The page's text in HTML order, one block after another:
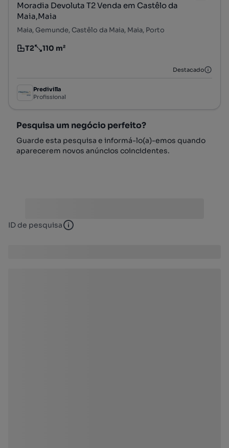
Moradia Devoluta T2 Venda em Castêlo da
Maia,Maia
Maia, Gemunde, Castêlo da Maia, Maia, Porto
Tipologia
T2
Preço por metro quadrado
110 m²
Destacado
Predivilla
Profissional
Pesquisa um negócio perfeito?
Guarde esta pesquisa e informá-lo(a)-emos quando
aparecerem novos anúncios coincidentes.
ID de pesquisa ID de pesquisa